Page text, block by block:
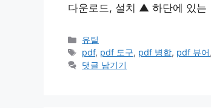
다운로드, 설치 ▲ 하단에 있
카
테
고
유틸
태
그
pdf, pdf 도구, pdf 병합, pdf 뷰어,
댓글 남기기